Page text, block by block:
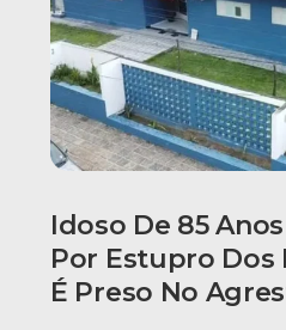
Idoso De 85
Por Estupro Dos
É Preso No